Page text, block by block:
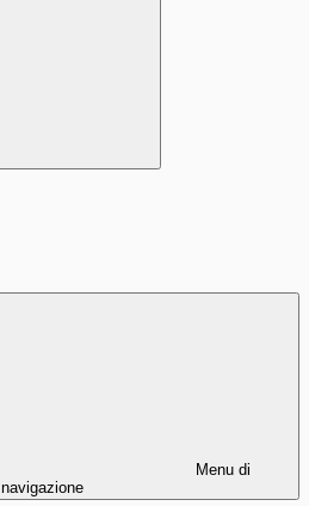
Menu di
navigazione